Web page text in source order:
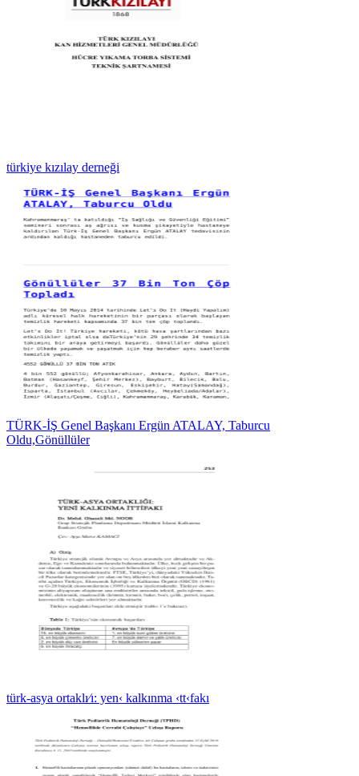
türkiye kızılay derneği
TÜRK-İŞ Genel Başkanı Ergün ATALAY, Taburcu
Oldu,Gönüllüler
türk-asya ortaklı⁄ı: yen‹ kalkınma ‹tt‹fakı